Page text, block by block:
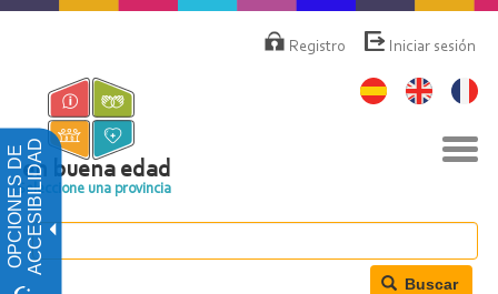
OPCIONES DEACCESIBILIDAD
Pasar
contenido
principal
deRegistro Iniciar sesión
en buena edad
Seleccione una provincia
Buscar